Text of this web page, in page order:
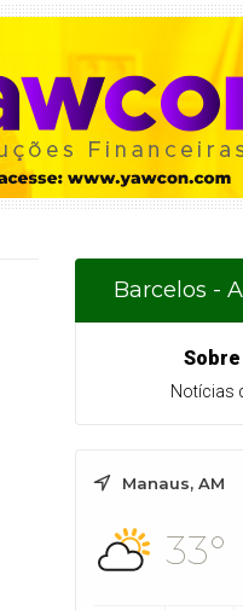
Barcelos -
Notícias
Manaus, AM
33°